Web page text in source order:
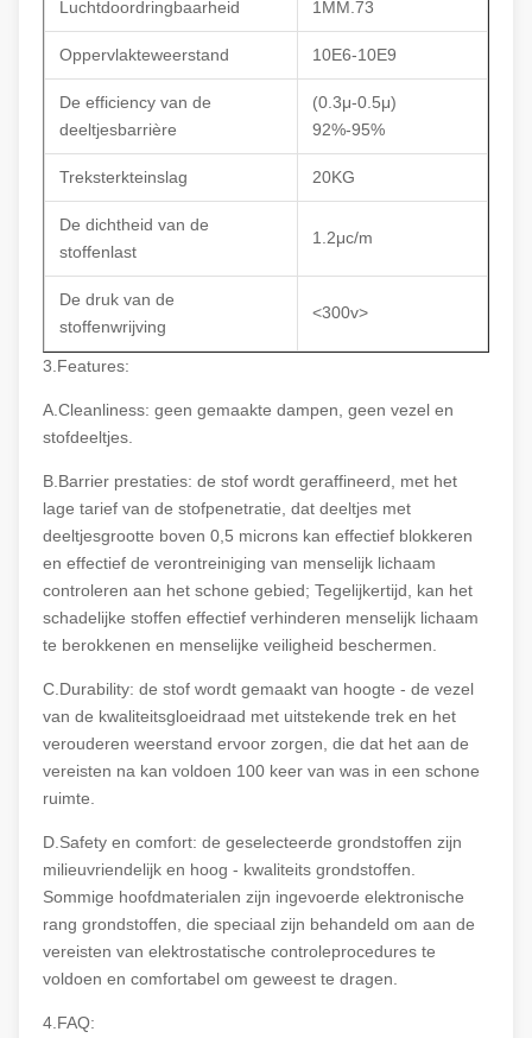
Luchtdoordringbaarheid 1MM.73
Oppervlakteweerstand 10E6-10E9
De efficiency van de
deeltjesbarrière
(0.3μ-0.5μ)
92%-95%
Treksterkteinslag 20KG
De dichtheid van de
stoffenlast
1.2μc/m
De druk van de
stoffenwrijving
<300v>
3.Features:
A.Cleanliness: geen gemaakte dampen, geen vezel en
stofdeeltjes.
B.Barrier prestaties: de stof wordt geraffineerd, met het
lage tarief van de stofpenetratie, dat deeltjes met
deeltjesgrootte boven 0,5 microns kan effectief blokkeren
en effectief de verontreiniging van menselijk lichaam
controleren aan het schone gebied; Tegelijkertijd, kan het
schadelijke stoffen effectief verhinderen menselijk lichaam
te berokkenen en menselijke veiligheid beschermen.
C.Durability: de stof wordt gemaakt van hoogte - de vezel
van de kwaliteitsgloeidraad met uitstekende trek en het
verouderen weerstand ervoor zorgen, die dat het aan de
vereisten na kan voldoen 100 keer van was in een schone
ruimte.
D.Safety en comfort: de geselecteerde grondstoffen zijn
milieuvriendelijk en hoog - kwaliteits grondstoffen.
Sommige hoofdmaterialen zijn ingevoerde elektronische
rang grondstoffen, die speciaal zijn behandeld om aan de
vereisten van elektrostatische controleprocedures te
voldoen en comfortabel om geweest te dragen.
4.FAQ: